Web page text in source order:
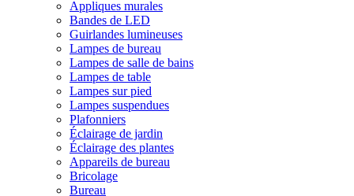
Appliques murales
Bandes de LED
Guirlandes lumineuses
Lampes de bureau
Lampes de salle de bains
Lampes de table
Lampes sur pied
Lampes suspendues
Plafonniers
Éclairage de jardin
Éclairage des plantes
Appareils de bureau
Bricolage
Bureau